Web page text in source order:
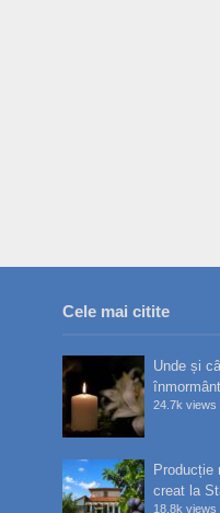
Cele mai citite
Unde și
24.7k views
Producție
creat la
18.8k views